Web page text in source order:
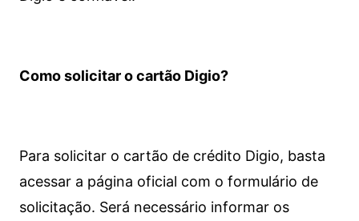
Como solicitar o cartão Digio?
Para solicitar o cartão de crédito Digio, basta
acessar a página oficial com o formulário de
solicitação. Será necessário informar os